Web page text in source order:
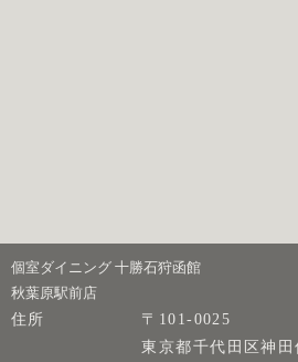
個室ダイニング 十勝石狩函館
秋葉原駅前店
住所
〒101-0025
東京都千代田区神